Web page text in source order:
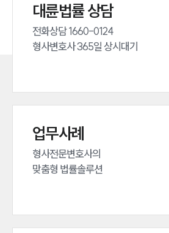
대륜법률 상담
전화상담 1660-0124
형사변호사 365일 상시대기
업무사례
형사전문변호사의
맞춤형 법률솔루션